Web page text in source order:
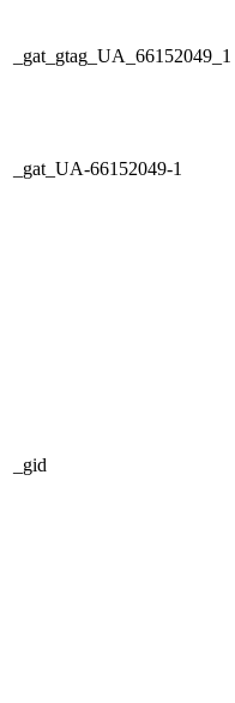
_gat_gtag_UA_66152049_1
_gat_UA-66152049-1
_gid